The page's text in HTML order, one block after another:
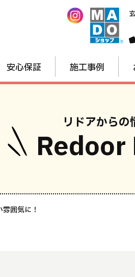
・内窓
のリフォーム
安心保証 施工事例
リドアからの
Redoor
囲気に！